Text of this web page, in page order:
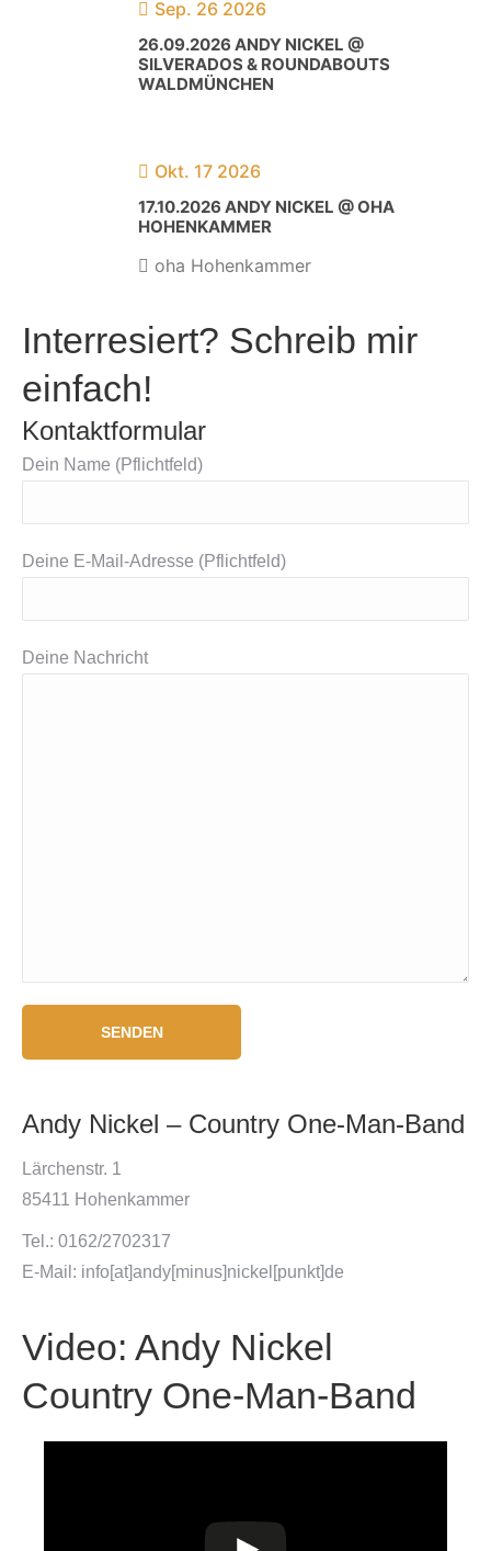
Sep. 26 2026
26.09.2026 ANDY NICKEL @
SILVERADOS & ROUNDABOUTS
WALDMÜNCHEN
Okt. 17 2026
17.10.2026 ANDY NICKEL @ OHA
HOHENKAMMER
oha Hohenkammer
Interresiert? Schreib mir
einfach!
Kontaktformular
Dein Name (Pflichtfeld)
Deine E-Mail-Adresse (Pflichtfeld)
Deine Nachricht
Andy Nickel – Country One-Man-Band
Lärchenstr. 1
85411 Hohenkammer
Tel.: 0162/2702317
E-Mail: info[at]andy[minus]nickel[punkt]de
Video: Andy Nickel
Country One-Man-Band